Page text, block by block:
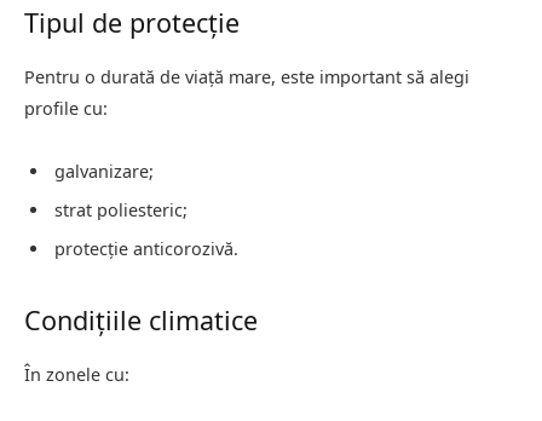
Tipul de protecție
Pentru o durată de viață mare, este important să alegi
profile cu:
galvanizare;
strat poliesteric;
protecție anticorozivă.
Condițiile climatice
În zonele cu: